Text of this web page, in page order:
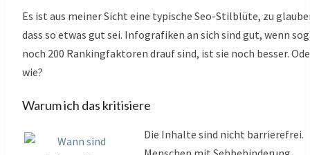
Es ist aus meiner Sicht eine typische Seo-Stilblüte, zu
dass so etwas gut sei. Infografiken an sich sind gut, wenn
noch 200 Rankingfaktoren drauf sind, ist sie noch besser.
wie?
Warum ich das kritisiere
Die Inhalte sind nicht barrierefrei.